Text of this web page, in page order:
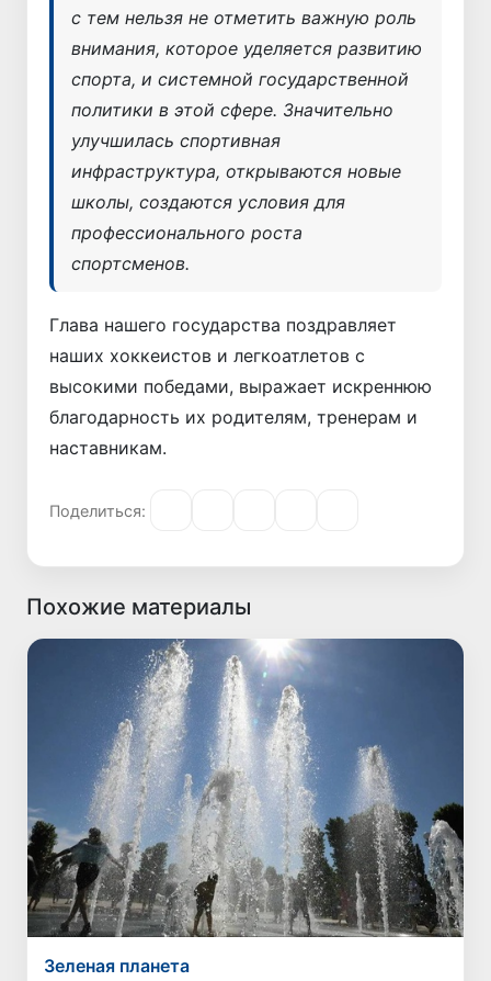
с тем нельзя не отметить важную роль
внимания, которое уделяется развитию
спорта, и системной государственной
политики в этой сфере. Значительно
улучшилась спортивная
инфраструктура, открываются новые
школы, создаются условия для
профессионального роста
спортсменов.
Глава нашего государства поздравляет
наших хоккеистов и легкоатлетов с
высокими победами, выражает искреннюю
благодарность их родителям, тренерам и
наставникам.
Поделиться:
Похожие материалы
Зеленая планета